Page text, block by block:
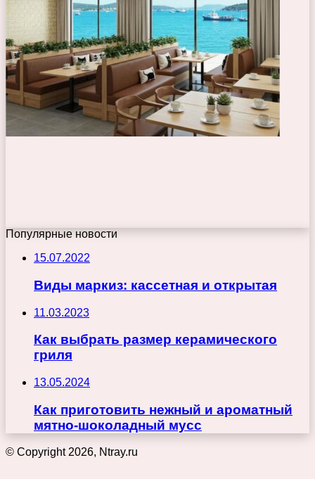
Популярные новости
15.07.2022
Виды маркиз: кассетная и открытая
11.03.2023
Как выбрать размер керамического
гриля
13.05.2024
Как приготовить нежный и ароматный
мятно-шоколадный мусс
© Copyright 2026, Ntray.ru